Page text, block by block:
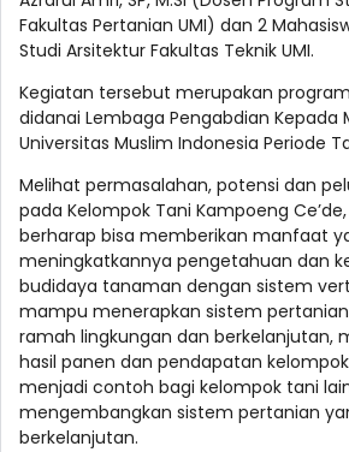
Fakultas Pertanian UMI) dan 2
Studi Arsitektur Fakultas Teknik UMI.
Kegiatan tersebut merupakan
didanai Lembaga Pengabdian Kepada
Universitas Muslim Indonesia Periode
Melihat permasalahan, potensi dan
pada Kelompok Tani Kampoeng Ce’de,
berharap bisa memberikan manfaat
meningkatkannya pengetahuan dan
budidaya tanaman dengan sistem
mampu menerapkan sistem
ramah lingkungan dan berkelanjutan,
hasil panen dan pendapatan
menjadi contoh bagi kelompok tani
mengembangkan sistem pertanian
berkelanjutan.